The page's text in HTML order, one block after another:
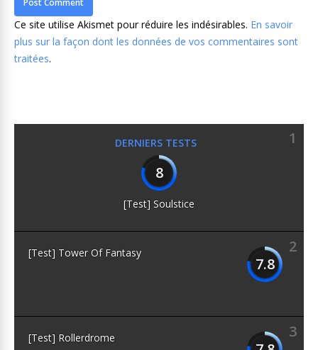
Ce site utilise Akismet pour réduire les indésirables. En savoir
plus sur la façon dont les données de vos commentaires sont
traitées.
DERNIERS TESTS
1
8
[Test] Soulstice
2
7.8
[Test] Tower Of Fantasy
3
[Test] Rollerdrome